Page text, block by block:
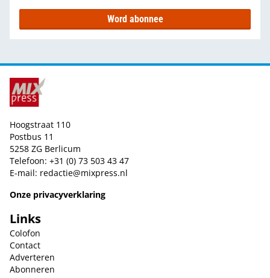
Word abonnee
Hoogstraat 110
Postbus 11
5258 ZG Berlicum
Telefoon: +31 (0) 73 503 43 47
E-mail: redactie@mixpress.nl
Onze privacyverklaring
Links
Colofon
Contact
Adverteren
Abonneren